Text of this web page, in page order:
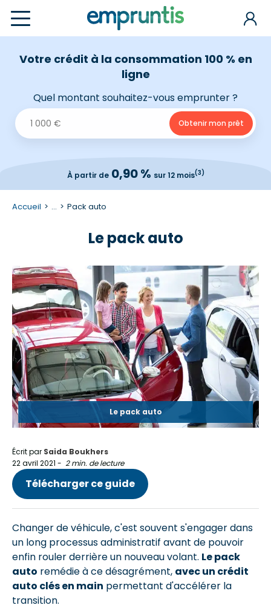
Votre crédit à la consommation 100 % en
ligne
Quel montant souhaitez-vous emprunter ?
À partir de0,90 % sur 12 mois(3)
Accueil ... Pack auto
Le pack auto
Le pack auto
Écrit par Saida Boukhers
22 avril 2021 - 2 min. de lecture
Télécharger ce guide
Changer de véhicule, c'est souvent s'engager dans
un long processus administratif avant de pouvoir
enfin rouler derrière un nouveau volant. Le pack
auto remédie à ce désagrément, avec un crédit
auto clés en main permettant d'accélérer la
transition.